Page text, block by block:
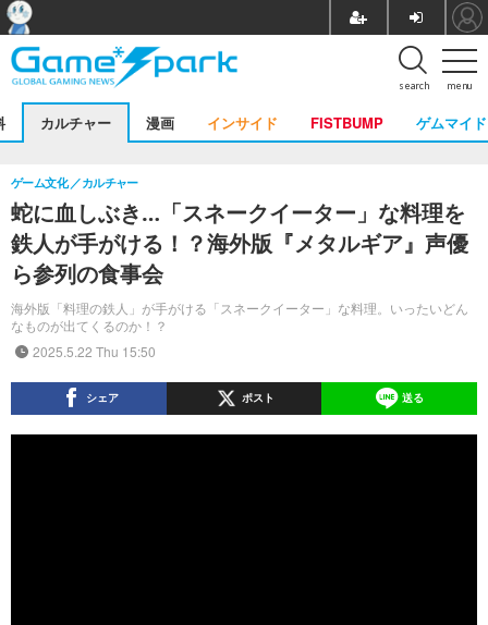
menu
search
カルチャー 漫画 インサイド FISTBUMP ゲムマイド
蛇に血しぶき…「スネークイーター」な料理を
鉄人が手がける！？海外版『メタルギア』声優
ら参列の食事会
海外版「料理の鉄人」が手がける「スネークイーター」な料理。いったいどん
なものが出てくるのか！？
ゲーム文化 カルチャー
2025.5.22 Thu 15:50
シェア ポスト 送る